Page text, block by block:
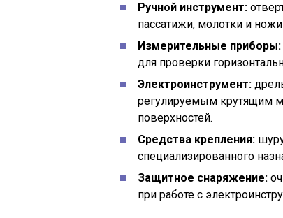
Ручной инструмент:
пассатижи, молотки и
Измерительные приборы:
для проверки
Электроинструмент:
регулируемым крутящим
поверхностей.
Средства крепления:
специализированного
Защитное снаряжение:
при работе с